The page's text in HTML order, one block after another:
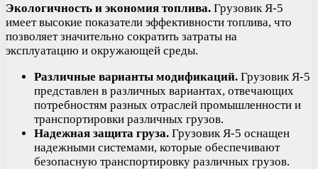
Экологичность и экономия топлива. Грузовик Я-5
имеет высокие показатели эффективности топлива, что
позволяет значительно сократить затраты на
эксплуатацию и окружающей среды.
Различные варианты модификаций. Грузовик Я-5
представлен в различных вариантах, отвечающих
потребностям разных отраслей промышленности и
транспортировки различных грузов.
Надежная защита груза. Грузовик Я-5 оснащен
надежными системами, которые обеспечивают
безопасную транспортировку различных грузов.